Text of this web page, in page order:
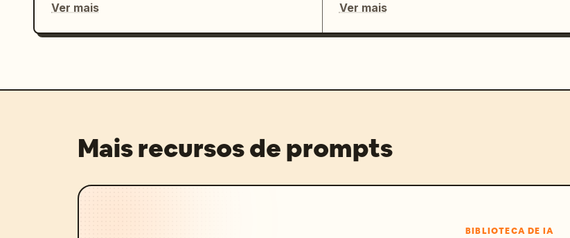
Ver mais
Ver mais
Mais recursos de prompts
BIBLIOTECA DE IA